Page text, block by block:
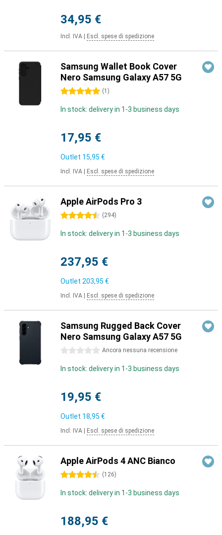
34,95 €
Incl. IVA Escl. spese di spedizione
Samsung Wallet Book Cover
Nero Samsung Galaxy A57 5G
5 stelle (1 )
In stock: delivery in 1-3 business days
17,95 €
Outlet 15,95 €
Incl. IVA Escl. spese di spedizione
Apple AirPods Pro 3
4.5 stelle (294)
In stock: delivery in 1-3 business days
237,95 €
Outlet 203,95 €
Incl. IVA Escl. spese di spedizione
Samsung Rugged Back Cover
Nero Samsung Galaxy A57 5G
0 stelle Ancora nessuna recensione
In stock: delivery in 1-3 business days
19,95 €
Outlet 18,95 €
Incl. IVA Escl. spese di spedizione
Apple AirPods 4 ANC Bianco
4.5 stelle (126)
In stock: delivery in 1-3 business days
188,95 €